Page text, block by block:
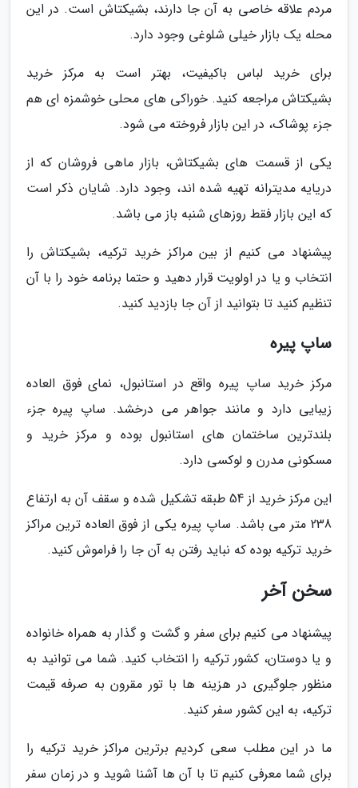
مردم علاقه خاصی به آن جا دارند، بشیکتاش است. در این
محله یک بازار خیلی شلوغی وجود دارد.
برای خرید لباس باکیفیت، بهتر است به مرکز خرید
بشیکتاش مراجعه کنید. خوراکی های محلی خوشمزه ای هم
جزء پوشاک، در این بازار فروخته می شود.
یکی از قسمت های بشیکتاش، بازار ماهی فروشان که از
دریایه مدیترانه تهیه شده اند، وجود دارد. شایان ذکر است
که این بازار فقط روزهای شنبه باز می باشد.
پیشنهاد می کنیم از بین مراکز خرید ترکیه، بشیکتاش را
انتخاب و یا در اولویت قرار دهید و حتما برنامه خود را با آن
تنظیم کنید تا بتوانید از آن جا بازدید کنید.
ساپ پیره
مرکز خرید ساپ پیره واقع در استانبول، نمای فوق العاده
زیبایی دارد و مانند جواهر می درخشد. ساپ پیره جزء
بلندترین ساختمان های استانبول بوده و مرکز خرید و
مسکونی مدرن و لوکسی دارد.
این مرکز خرید از 54 طبقه تشکیل شده و سقف آن به ارتفاع
238 متر می باشد. ساپ پیره یکی از فوق العاده ترین مراکز
خرید ترکیه بوده که نباید رفتن به آن جا را فراموش کنید.
سخن آخر
پیشنهاد می کنیم برای سفر و گشت و گذار به همراه خانواده
و یا دوستان، کشور ترکیه را انتخاب کنید. شما می توانید به
منظور جلوگیری در هزینه ها با تور مقرون به صرفه قیمت
ترکیه، به این کشور سفر کنید.
ما در این مطلب سعی کردیم برترین مراکز خرید ترکیه را
برای شما معرفی کنیم تا با آن ها آشنا شوید و در زمان سفر